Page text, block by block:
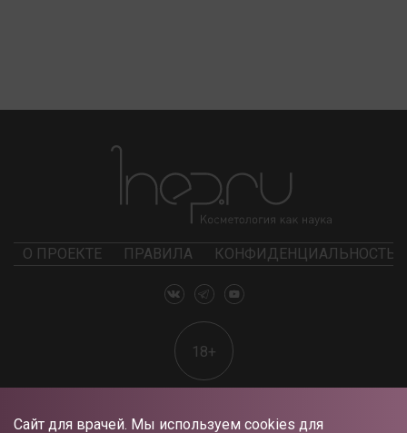
Сайт для врачей. Мы используем cookies для
О ПРОЕКТЕ ПРАВИЛА КОНФИДЕНЦИАЛЬНОСТЬ
18+